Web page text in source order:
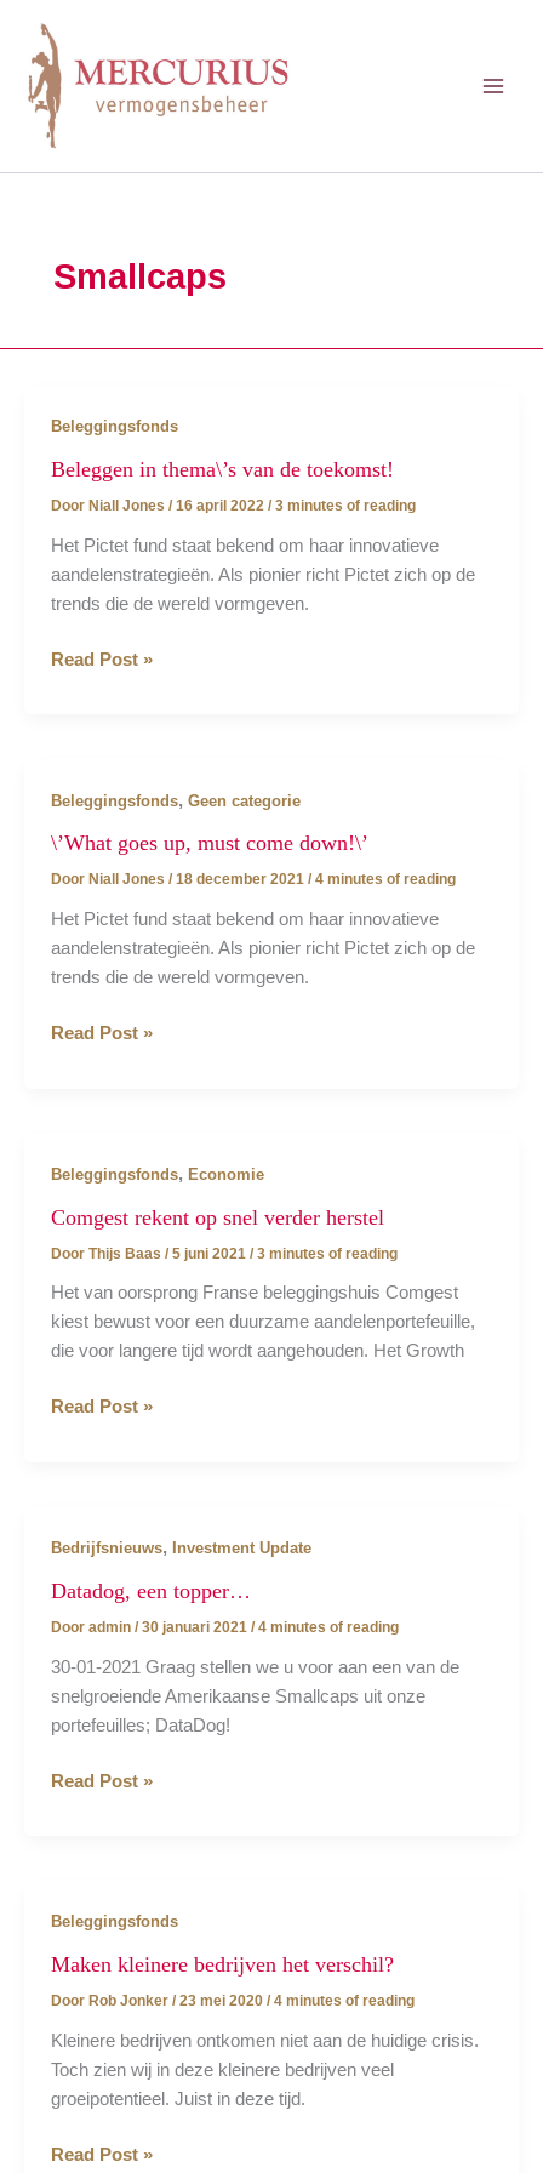
inhoud
Smallcaps
Beleggingsfonds
Beleggen in thema\’s van de toekomst!
Door Niall Jones / 16 april 2022 / 3 minutes of reading
Het Pictet fund staat bekend om haar innovatieve
aandelenstrategieën. Als pionier richt Pictet zich op de
trends die de wereld vormgeven.
Beleggen
toekomst!
Read Post »
Beleggingsfonds, Geen categorie
\’What goes up, must come down!\’
Door Niall Jones / 18 december 2021 / 4 minutes of reading
Het Pictet fund staat bekend om haar innovatieve
aandelenstrategieën. Als pionier richt Pictet zich op de
trends die de wereld vormgeven.
\’What
down!\’
Read Post »
Beleggingsfonds, Economie
Comgest rekent op snel verder herstel
Door Thijs Baas / 5 juni 2021 / 3 minutes of reading
Het van oorsprong Franse beleggingshuis Comgest
kiest bewust voor een duurzame aandelenportefeuille,
die voor langere tijd wordt aangehouden. Het Growth
Comgest
herstel
Read Post »
Bedrijfsnieuws, Investment Update
Datadog, een topper…
Door admin / 30 januari 2021 / 4 minutes of reading
30-01-2021 Graag stellen we u voor aan een van de
snelgroeiende Amerikaanse Smallcaps uit onze
portefeuilles; DataDog!
Datadog,
Read Post »
Beleggingsfonds
Maken kleinere bedrijven het verschil?
Door Rob Jonker / 23 mei 2020 / 4 minutes of reading
Kleinere bedrijven ontkomen niet aan de huidige crisis.
Toch zien wij in deze kleinere bedrijven veel
groeipotentieel. Juist in deze tijd.
Maken
Read Post »